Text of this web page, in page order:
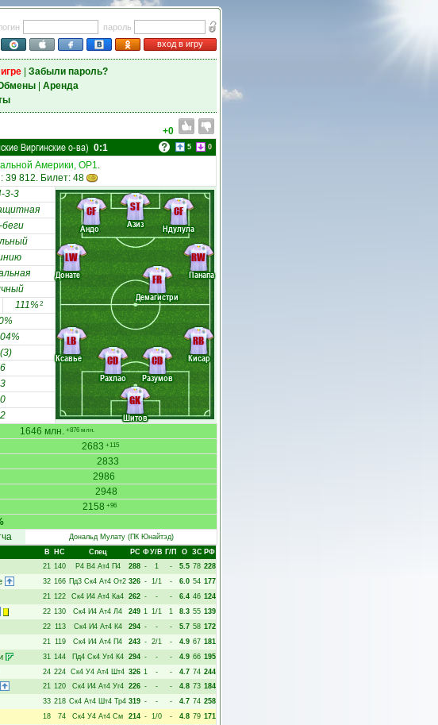
пароль
вход в игру
| Забыли пароль?
| Аренда
+0
Виргинские о-ва) 0:1 5 0
Америки, ОР1.
39 812. Билет: 48
3-3
Шитов
Ксавье
Рахлао
Разумов
Кисар
Донате
Демагистри
Панапа
Андо Азиз Ндулула
GK
LB
CD
CD
RB
LW
FR
RW
CF ST CF
111%2
6
3
0
2
1646 млн. +876 млн.
2683 +115
2833
2986
2948
2158 +96
Дональд Мулату(ПК Юнайтэд)
В НC Спец РC ФУ/В Г/П О ЗС РФ
21 140 Р4 В4 Ат4 П4 288 - 1 - 5.5 78 228
32 166 Пд3 Ск4 Ат4 От2 326 - 1/1 - 6.0 54 177
21 122 Ск4 И4 Ат4 Ка4 262 - - - 6.4 46 124
22 130 Ск4 И4 Ат4 Л4 249 1 1/1 1 8.3 55 139
22 113 Ск4 И4 Ат4 К4 294 - - - 5.7 58 172
21 119 Ск4 И4 Ат4 П4 243 - 2/1 - 4.9 67 181
31 144 Пд4 Ск4 Уг4 К4 294 - - - 4.9 66 195
24 224 Ск4 У4 Ат4 Шт4 326 1 - - 4.7 74 244
21 120 Ск4 И4 Ат4 Уг4 226 - - - 4.8 73 184
33 218 Ск4 Ат4 Шт4 Тр4 319 - - - 4.7 74 258
18 74 Ск4 У4 Ат4 См 214 - 1/0 - 4.8 79 171